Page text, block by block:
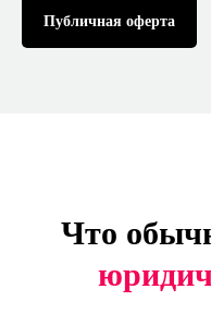
Публичная оферта
Что